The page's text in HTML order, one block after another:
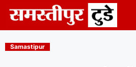
content
Samastipur